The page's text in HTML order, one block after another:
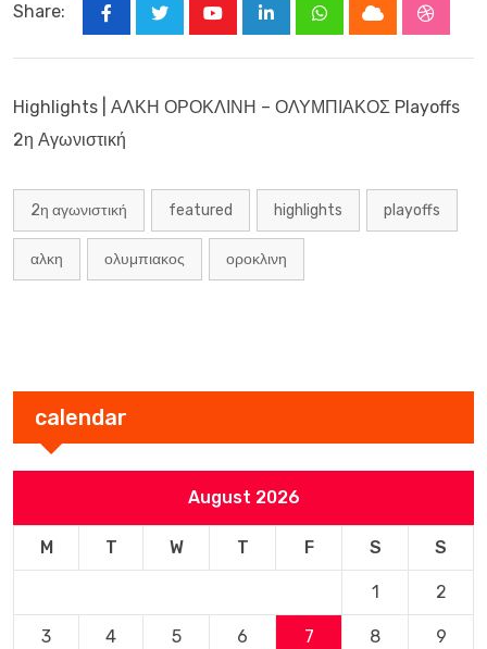
Share:
LinkedInWhatsappCloud
Highlights | ΑΛΚΗ ΟΡΟΚΛΙΝΗ – ΟΛΥΜΠΙΑΚΟΣ Playoffs
2η Αγωνιστική
2η αγωνιστική featured highlights playoffs
αλκη ολυμπιακος οροκλινη
calendar
August 2026
M T W T F S S
1 2
3 4 5 6 7 8 9